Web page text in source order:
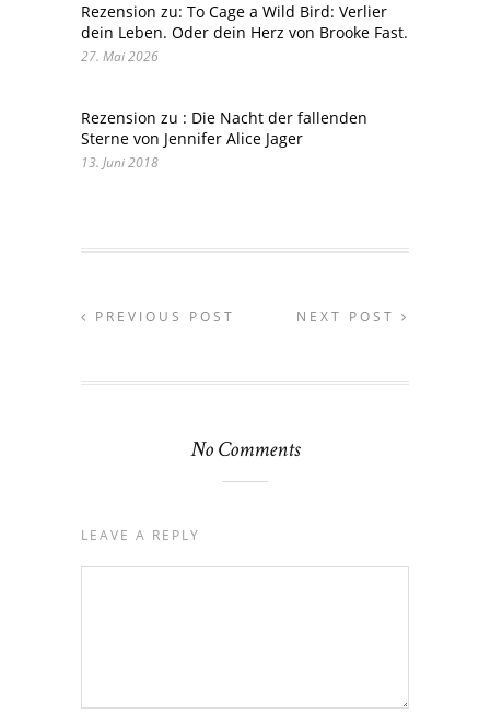
Rezension zu: To Cage a Wild Bird: Verlier
dein Leben. Oder dein Herz von Brooke Fast.
27. Mai 2026
Rezension zu : Die Nacht der fallenden
Sterne von Jennifer Alice Jager
13. Juni 2018
PREVIOUS POST NEXT POST
No Comments
LEAVE A REPLY